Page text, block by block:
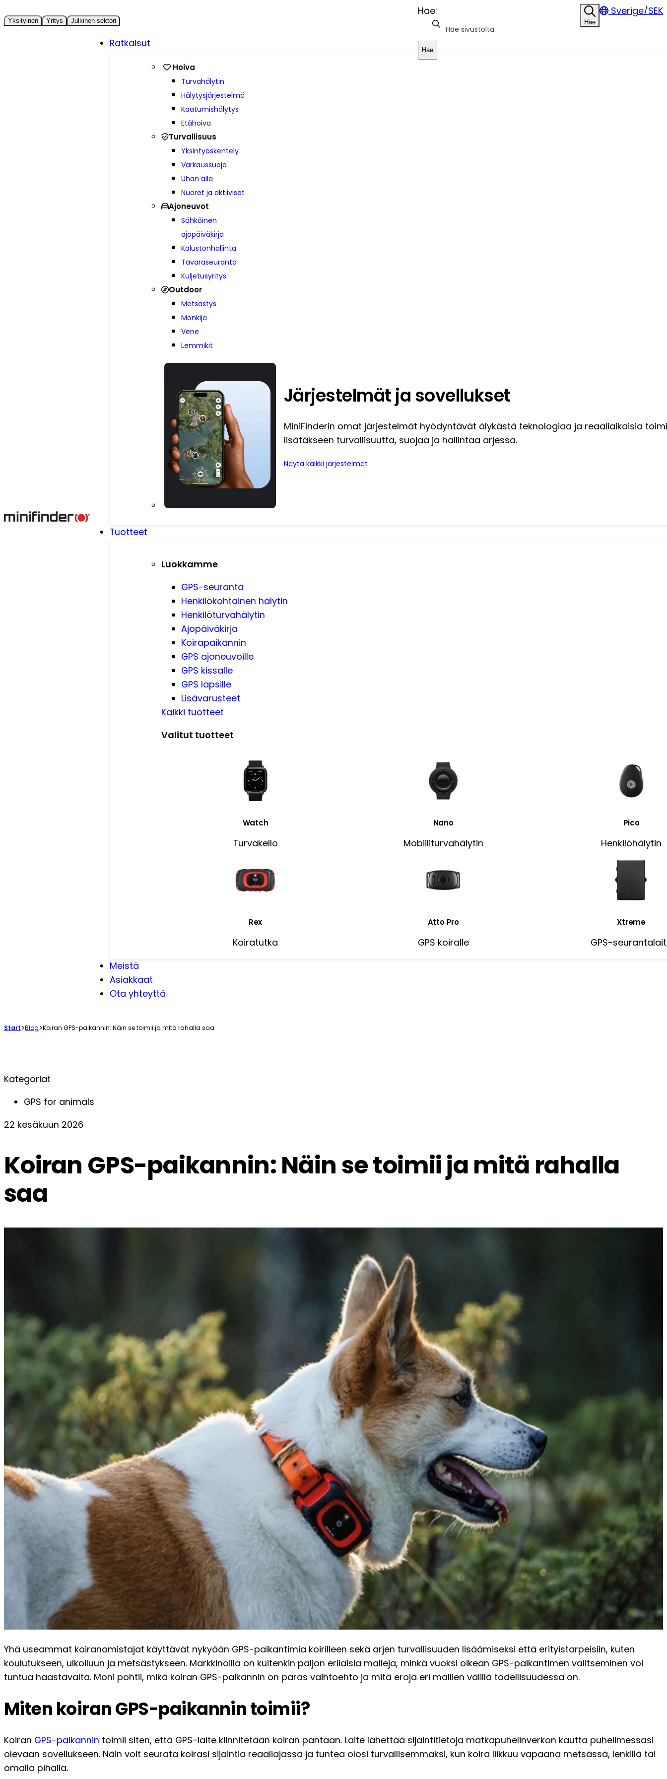
Yksityinen Yritys Julkinen sektori
Hae:
Hae
Hae
Sverige/SEK
Ratkaisut
Hoiva
Turvahälytin
Hälytysjärjestelmä
Kaatumishälytys
Etähoiva
Turvallisuus
Yksintyöskentely
Varkaussuoja
Uhan alla
Nuoret ja aktiiviset
Ajoneuvot
Sähköinen
ajopäiväkirja
Kalustonhallinta
Tavaraseuranta
Kuljetusyritys
Outdoor
Metsästys
Mönkijä
Vene
Lemmikit
Järjestelmät ja sovellukset
MiniFinderin omat järjestelmät hyödyntävät älykästä teknologiaa ja reaaliaikaisia
lisätäkseen turvallisuutta, suojaa ja hallintaa arjessa.
Näytä kaikki järjestelmät
Tuotteet
Luokkamme
GPS-seuranta
Henkilökohtainen hälytin
Henkilöturvahälytin
Ajopäiväkirja
Koirapaikannin
GPS ajoneuvoille
GPS kissalle
GPS lapsille
Lisävarusteet
Kaikki tuotteet
Valitut tuotteet
Watch
Turvakello
Nano
Mobiiliturvahälytin
Pico
Henkilöhälytin
Rex
Koiratutka
Atto Pro
GPS koiralle
Xtreme
GPS-
Meistä
Asiakkaat
Ota yhteyttä
Start Blog Koiran GPS-paikannin: Näin se toimii ja mitä rahalla saa
Kategoriat
GPS for animals
22 kesäkuun 2026
Koiran GPS-paikannin: Näin se toimii ja mitä rahalla
saa
Yhä useammat koiranomistajat käyttävät nykyään GPS-paikantimia koirilleen sekä arjen turvallisuuden lisäämiseksi että erityistarpeisiin, kuten
koulutukseen, ulkoiluun ja metsästykseen. Markkinoilla on kuitenkin paljon erilaisia malleja, minkä vuoksi oikean GPS-paikantimen valitseminen voi
tuntua haastavalta. Moni pohtii, mikä koiran GPS-paikannin on paras vaihtoehto ja mitä eroja eri mallien välillä todellisuudessa on.
Miten koiran GPS-paikannin toimii?
Koiran GPS-paikannin toimii siten, että GPS-laite kiinnitetään koiran pantaan. Laite lähettää sijaintitietoja matkapuhelinverkon kautta puhelimessasi
olevaan sovellukseen. Näin voit seurata koirasi sijaintia reaaliajassa ja tuntea olosi turvallisemmaksi, kun koira liikkuu vapaana metsässä, lenkillä tai
omalla pihalla.